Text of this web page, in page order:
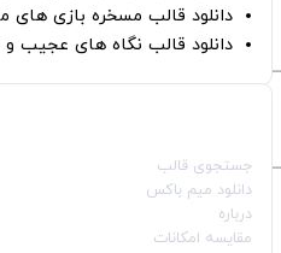
دانلود قالب مسخره بازی های
دانلود قالب نگاه های عجیب
جستجوی قالب
دانلود میم باکس
درباره
مقایسه امکانات